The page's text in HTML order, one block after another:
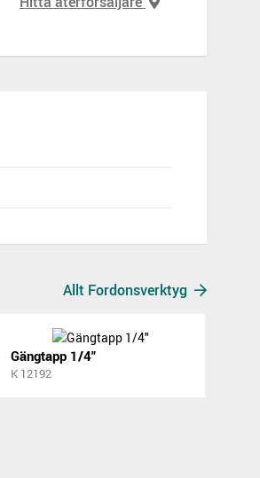
Allt Fordonsverktyg
Gängtapp 1/4"
K 12192